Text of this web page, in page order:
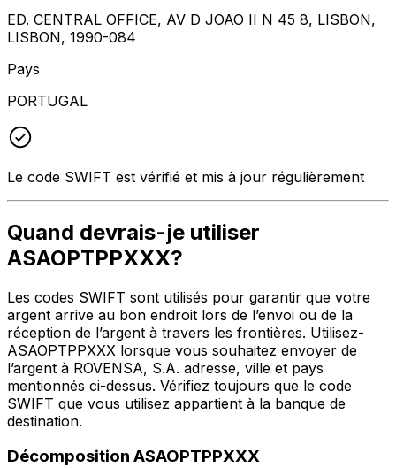
ED. CENTRAL OFFICE, AV D JOAO II N 45 8, LISBON,
LISBON, 1990-084
Pays
PORTUGAL
Le code SWIFT est vérifié et mis à jour régulièrement
Quand devrais-je utiliser
ASAOPTPPXXX?
Les codes SWIFT sont utilisés pour garantir que votre
argent arrive au bon endroit lors de l’envoi ou de la
réception de l’argent à travers les frontières. Utilisez-
ASAOPTPPXXX lorsque vous souhaitez envoyer de
l’argent à ROVENSA, S.A. adresse, ville et pays
mentionnés ci-dessus. Vérifiez toujours que le code
SWIFT que vous utilisez appartient à la banque de
destination.
Décomposition ASAOPTPPXXX